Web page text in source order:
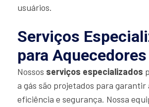
usuários.
Serviços
para Aquecedores
Nossos serviços especializados
a gás são projetados para garantir
eficiência e segurança. Nossa